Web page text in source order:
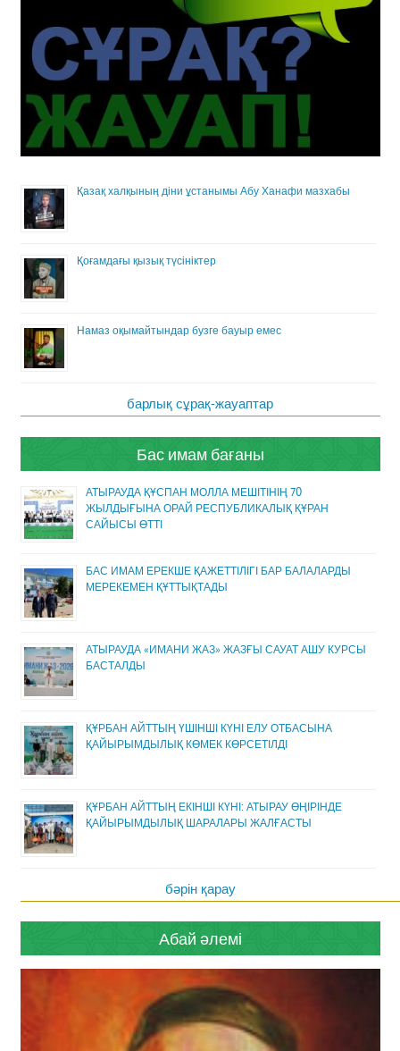
Қазақ халқының діни ұстанымы Абу Ханафи мазхабы
Қоғамдағы қызық түсініктер
Намаз оқымайтындар бузге бауыр емес
барлық сұрақ-жауаптар
Бас имам бағаны
АТЫРАУДА ҚҰСПАН МОЛЛА МЕШІТІНІҢ 70
ЖЫЛДЫҒЫНА ОРАЙ РЕСПУБЛИКАЛЫҚ ҚҰРАН
САЙЫСЫ ӨТТІ
БАС ИМАМ ЕРЕКШЕ ҚАЖЕТТІЛІГІ БАР БАЛАЛАРДЫ
МЕРЕКЕМЕН ҚҰТТЫҚТАДЫ
АТЫРАУДА «ИМАНИ ЖАЗ» ЖАЗҒЫ САУАТ АШУ КУРСЫ
БАСТАЛДЫ
ҚҰРБАН АЙТТЫҢ ҮШІНШІ КҮНІ ЕЛУ ОТБАСЫНА
ҚАЙЫРЫМДЫЛЫҚ КӨМЕК КӨРСЕТІЛДІ
ҚҰРБАН АЙТТЫҢ ЕКІНШІ КҮНІ: АТЫРАУ ӨҢІРІНДЕ
ҚАЙЫРЫМДЫЛЫҚ ШАРАЛАРЫ ЖАЛҒАСТЫ
бәрін қарау
Абай әлемі